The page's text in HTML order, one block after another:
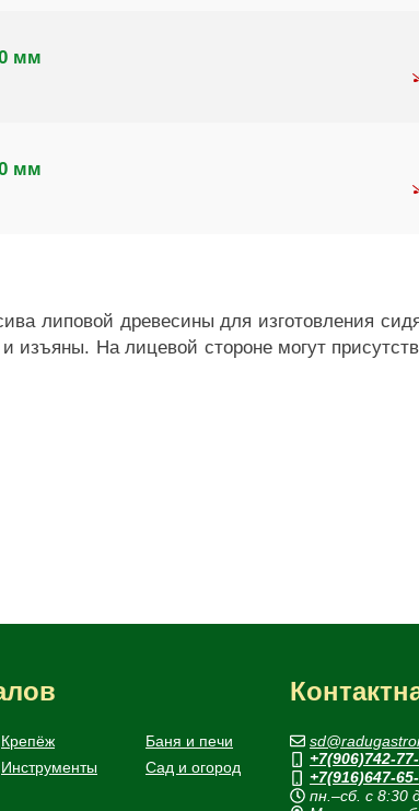
мм
мм
липовой древесины для изготовления
На лицевой стороне могут
Крепёж
Баня и печи
Инструменты Сад и огород
+7(906)742-
+7(916)647-
пн.–сб. с 8:30